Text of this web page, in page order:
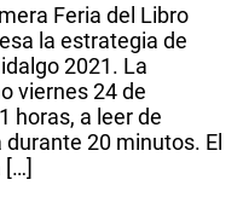
Feria del Libro
la estrategia de
2021. La
viernes 24 de
horas, a leer de
20 minutos. El
[…]